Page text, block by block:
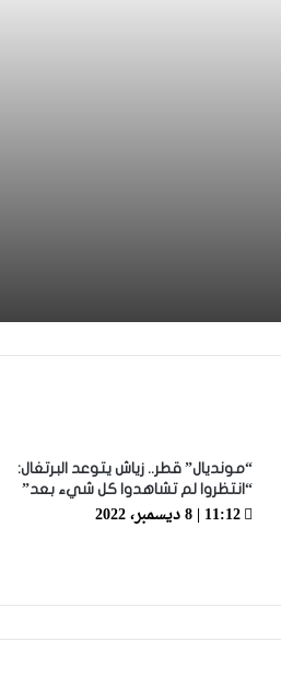
ينتفضون في شوط المدربين
فيديو.. عدنان البوجوفي: عندنا أحسن
“مونديال” قطر.. زياش يتوعد البرتغال:
“انتظروا لم تشاهدوا كل شيء بعد”
11:12 | 8 ديسمبر، 2022